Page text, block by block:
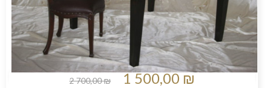
2 700,00 ₪ 1 500,00 ₪